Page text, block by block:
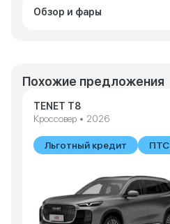
Обзор и фары
Похожие предложения
TENET T8
Кроссовер • 2026
Льготный кредит ПТС